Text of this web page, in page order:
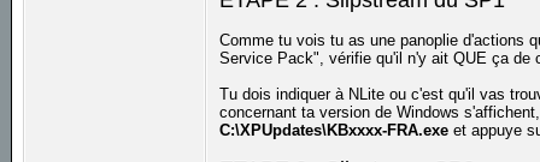
Comme tu vois tu as une panoplie d'actions
Service Pack", vérifie qu'il n'y ait QUE ça de
Tu dois indiquer à NLite ou c'est qu'il vas
concernant ta version de Windows
C:\XPUpdates\KBxxxx-FRA.exe et appuye